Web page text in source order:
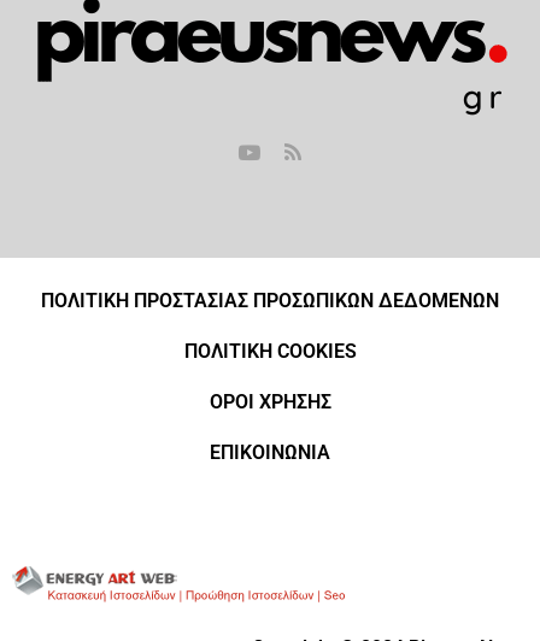
ΠΟΛΙΤΙΚΗ ΠΡΟΣΤΑΣΙΑΣ ΠΡΟΣΩΠΙΚΩΝ ΔΕΔΟΜΕΝΩΝ
ΠΟΛΙΤΙΚΗ COOKIES
ΟΡΟΙ ΧΡΗΣΗΣ
ΕΠΙΚΟΙΝΩΝΙΑ